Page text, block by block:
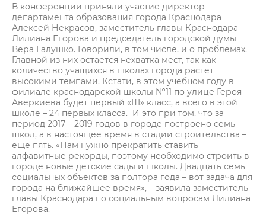
В конференции приняли участие директор
департамента образования города Краснодара
Алексей Некрасов, заместитель главы Краснодара
Лилиана Егорова и председатель городской думы
Вера Галушко. Говорили, в том числе, и о проблемах.
Главной из них остается нехватка мест, так как
количество учащихся в школах города растет
высокими темпами. Кстати, в этом учебном году в
филиале краснодарской школы №11 по улице Героя
Аверкиева будет первый «Ш» класс, а всего в этой
школе – 24 первых класса. И это при том, что за
период 2017 – 2019 годов в городе построено семь
школ, а в настоящее время в стадии строительства –
ещё пять. «Нам нужно прекратить ставить
алфавитные рекорды, поэтому необходимо строить в
городе новые детские сады и школы. Двадцать семь
социальных объектов за полтора года – вот задача для
города на ближайшее время», – заявила заместитель
главы Краснодара по социальным вопросам Лилиана
Егорова.